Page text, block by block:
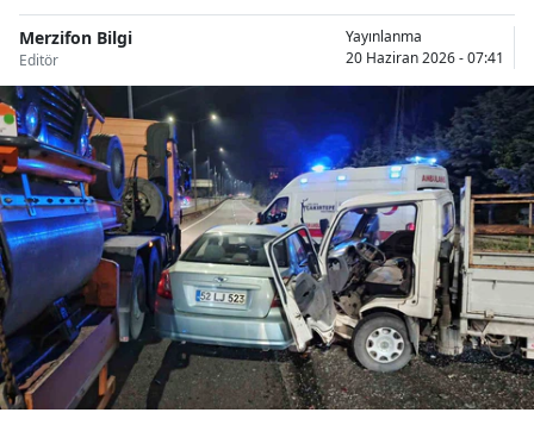
Merzifon Bilgi
Editör
Yayınlanma
20 Haziran 2026 - 07:41